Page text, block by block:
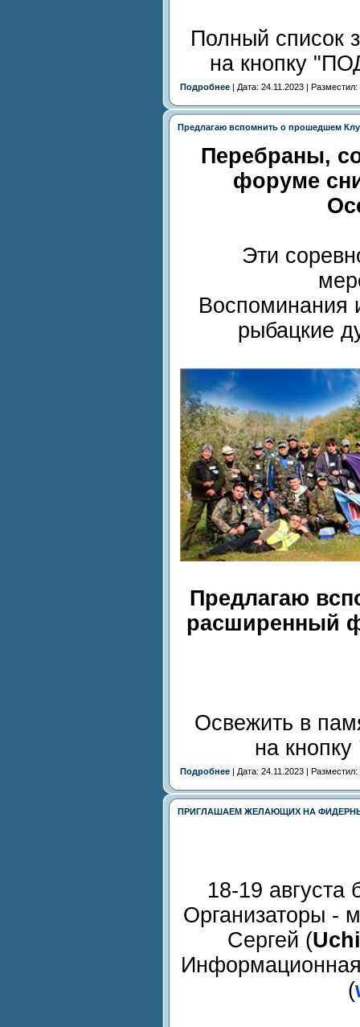
Полный список
на кнопку
Подробнее | Дата: 24.11.2023 | Разместил:
Предлагаю вспомнить о прошедшем
Перебраны,
форуме
Эти
Воспоминания
рыбацкие
Предлагаю
расширенный
Освежить в
на кнопку
Подробнее | Дата: 24.11.2023 | Разместил:
ПРИГЛАШАЕМ ЖЕЛАЮЩИХ НА
18-19
Организаторы -
Сергей (
(